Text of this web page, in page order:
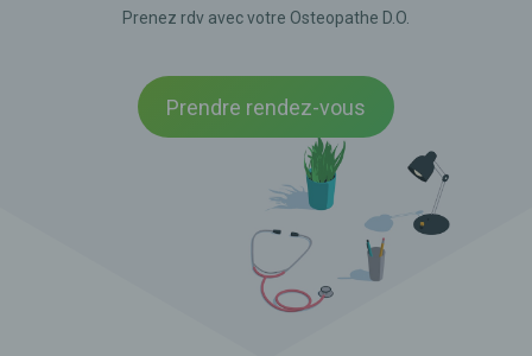
Prenez rdv avec votre Osteopathe D.O.
Prendre rendez-vous